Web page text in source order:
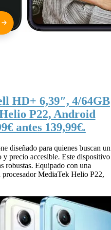
HD+ 6,39″, 4/64GB
P22, Android
antes 139,99€.
diseñado para quienes buscan un
precio accesible. Este dispositivo
robustas. Equipado con una
MediaTek Helio P22,